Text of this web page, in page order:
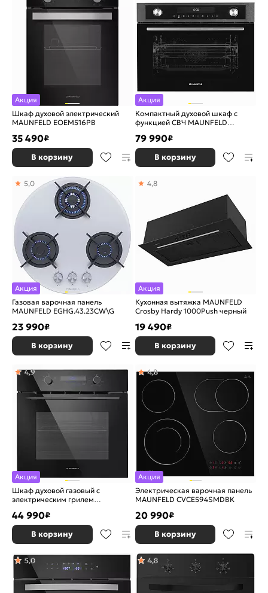
Акция
Шкаф духовой электрический
MAUNFELD EOEM516PB
35 490₽
В корзину
Акция
Компактный духовой шкаф с
функцией СВЧ MAUNFELD
79 990₽
В корзину
Акция
Газовая варочная панель
MAUNFELD EGHG.43.23CW\G
5,0
23 990₽
В корзину
Акция
Кухонная вытяжка MAUNFELD
Crosby Hardy 1000Push черный
4,8
19 490₽
В корзину
Акция
Шкаф духовой газовый с
электрическим грилем
4,9
44 990₽
В корзину
Акция
Электрическая варочная панель
MAUNFELD CVCE594SMDBK
4,8
20 990₽
В корзину
5,0 4,8